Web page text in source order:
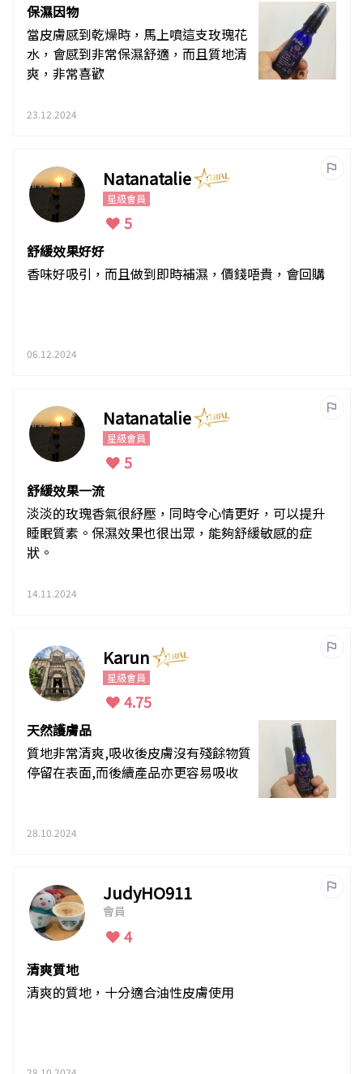
保濕因物
當皮膚感到乾燥時，馬上噴這支玫瑰花
水，會感到非常保濕舒適，而且質地清
爽，非常喜歡
23.12.2024
Natanatalie
星級會員
5
舒緩效果好好
香味好吸引，而且做到即時補濕，價錢唔貴，會回購
06.12.2024
Natanatalie
星級會員
5
舒緩效果一流
淡淡的玫瑰香氣很紓壓，同時令心情更好，可以提升
睡眠質素。保濕效果也很出眾，能夠舒緩敏感的症
狀。
14.11.2024
Karun
星級會員
4.75
天然護膚品
質地非常清爽,吸收後皮膚沒有殘餘物質
停留在表面,而後續產品亦更容易吸收
28.10.2024
JudyHO911
會員
4
清爽質地
清爽的質地，十分適合油性皮膚使用